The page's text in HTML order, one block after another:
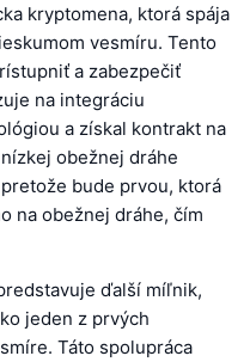
kryptomena, ktorá spája
vesmíru. Tento
a zabezpečiť
na integráciu
a získal kontrakt na
obežnej dráhe
bude prvou, ktorá
na obežnej dráhe, čím
ďalší míľnik,
jeden z prvých
Táto spolupráca